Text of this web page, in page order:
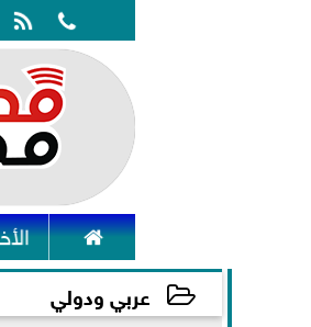
 

عربي ودولي